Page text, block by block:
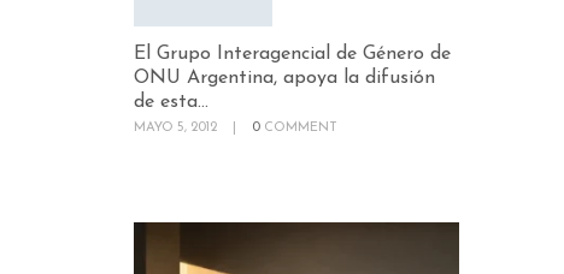
El Grupo Interagencial de Género de
ONU Argentina, apoya la difusión
de esta...
MAYO 5, 2012 0 COMMENT